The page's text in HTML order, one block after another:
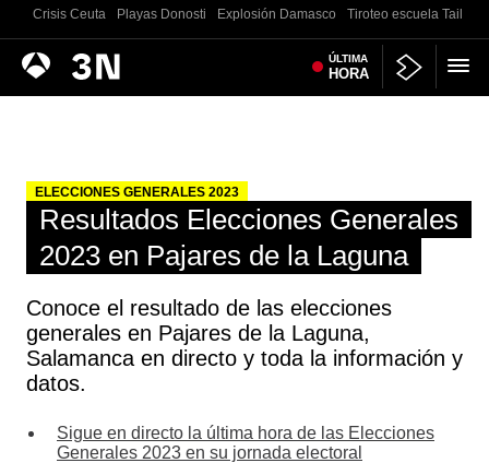
Crisis Ceuta Playas Donosti Explosión Damasco Tiroteo escuela
Antena
3
Noticias ÚLTIMA
HORA
ELECCIONES GENERALES 2023
Resultados Elecciones Generales
2023 en Pajares de la Laguna
Conoce el resultado de las elecciones
generales en Pajares de la Laguna,
Salamanca en directo y toda la información y
datos.
Sigue en directo la última hora de las Elecciones
Generales 2023 en su jornada electoral